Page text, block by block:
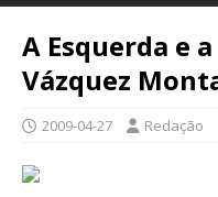
A Esquerda e
Vázquez
2009-04-27 Redação